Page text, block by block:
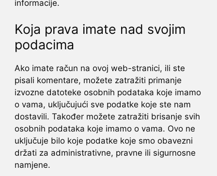
informacije.
Koja prava imate nad svojim
podacima
Ako imate račun na ovoj web-stranici, ili ste
pisali komentare, možete zatražiti primanje
izvozne datoteke osobnih podataka koje imamo
o vama, uključujući sve podatke koje ste nam
dostavili. Također možete zatražiti brisanje svih
osobnih podataka koje imamo o vama. Ovo ne
uključuje bilo koje podatke koje smo obavezni
držati za administrativne, pravne ili sigurnosne
namjene.